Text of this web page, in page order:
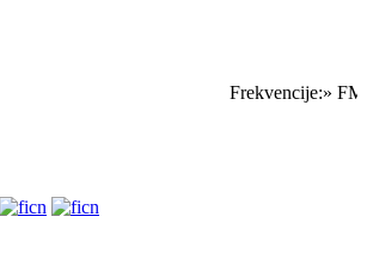
Frekvencije:»